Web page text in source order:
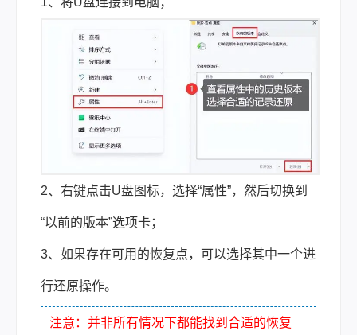
2、右键点击U盘图标，选择“属性”，然后切换到
“以前的版本”选项卡；
3、如果存在可用的恢复点，可以选择其中一个进
行还原操作。
注意：并非所有情况下都能找到合适的恢复